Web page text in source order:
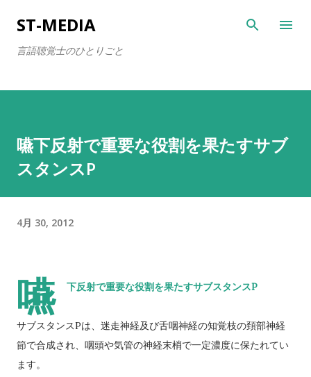
スキップしてメイン コンテンツに移動
ST-MEDIA
言語聴覚士のひとりごと
嚥下反射で重要な役割を果たすサブ
スタンスP
4月 30, 2012
嚥 下反射で重要な役割を果たすサブスタンスP
サブスタンスPは、迷走神経及び舌咽神経の知覚枝の頚部神経
節で合成され、咽頭や気管の神経末梢で一定濃度に保たれてい
ます。